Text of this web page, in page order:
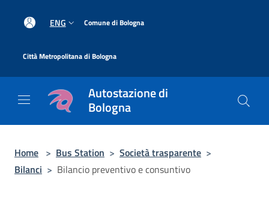
ENG Comune di Bologna
Città Metropolitana di Bologna
Autostazione di
Bologna
Home > Bus Station > Società trasparente >
Bilanci > Bilancio preventivo e consuntivo